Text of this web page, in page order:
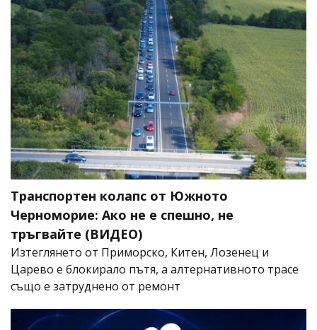
Транспортен колапс от Южното
Черноморие: Ако не е спешно, не
тръгвайте (ВИДЕО)
Изтеглянето от Приморско, Китен, Лозенец и
Царево е блокирало пътя, а алтернативното трасе
също е затруднено от ремонт